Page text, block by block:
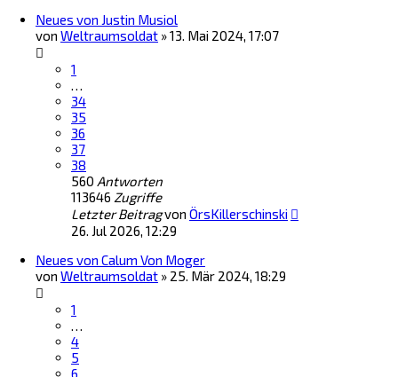
Neues von Justin Musiol
von Weltraumsoldat »13. Mai 2024, 17:07
1
…
34
35
36
37
38
560 Antworten
113646 Zugriffe
Letzter Beitragvon ÖrsKillerschinski
26. Jul 2026, 12:29
Neues von Calum Von Moger
von Weltraumsoldat » 25. Mär 2024, 18:29
1
…
4
5
6